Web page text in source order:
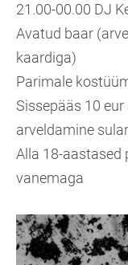
21.00-00.00 DJ
Avatud baar
kaardiga)
Parimale
Sissepääs 10
arveldamine
Alla 18-aastased
vanemaga